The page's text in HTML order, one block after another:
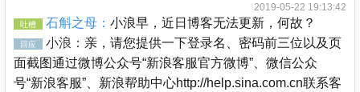
2019-05-22 19:13:42
吐槽 石斛之母： 小浪早，近日博客无法更新，何故？
回应 小浪： 亲，请您提供一下登录名、密码前三位以及页
面截图通过微博公众号“新浪客服官方微博”、微信公众
号“新浪客服”、新浪帮助中心http://help.sina.com.cn联系客